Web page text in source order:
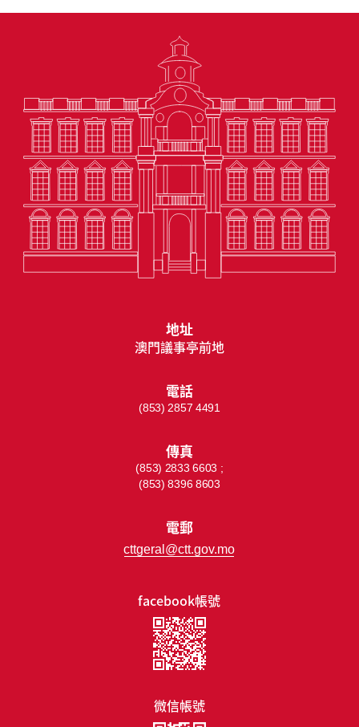
facebook帳號
微信帳號
地址
澳門議事亭前地
電話
(853) 2857 4491
傳真
(853) 2833 6603 ;
(853) 8396 8603
電郵
cttgeral@ctt.gov.mo